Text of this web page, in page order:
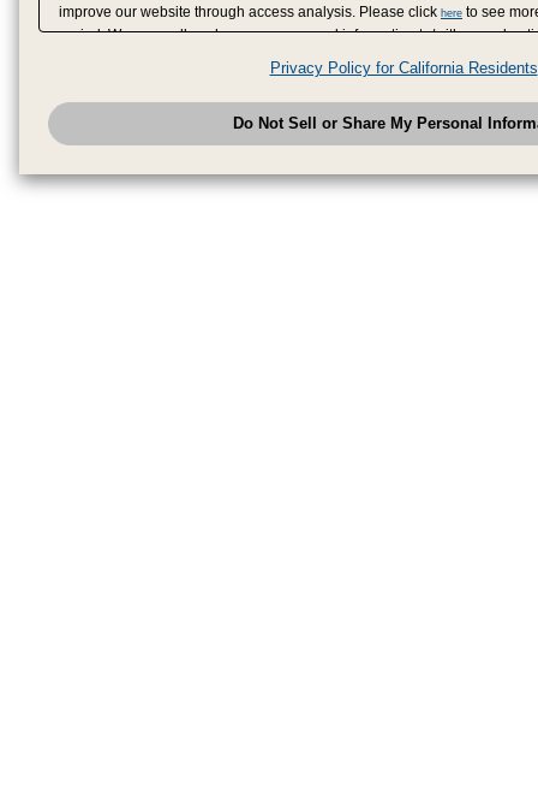
improve our website through access analysis. Please click here to see
period. We may sell or share your personal information to/with our
analytics service partners. These partners may combine the data shared
have provided to them or that they have collected from your use of their
analyze and optimize advertisements delivered to you by businesses
have the right to opt out of sale or share of your personal information by
to exercise your right. If we have detected an opt-out
honored.Change your sell or share preference
Privacy Policy for California Residents
Do Not Sell or Share My Personal